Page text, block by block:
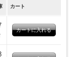
客様に与え、気持ちよ
カート